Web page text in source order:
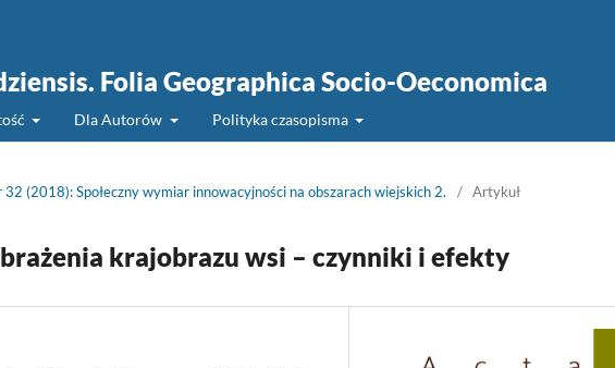
Folia Geographica Socio-Oeconomica
Dla Autorów Polityka czasopisma
32 (2018): Społeczny wymiar innowacyjności na obszarach wiejskich 2. / Artykuł
krajobrazu wsi – czynniki i efekty